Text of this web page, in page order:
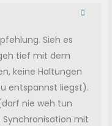
Sieh es
tief mit dem
keine Haltungen
entspannst liegst).
nie weh tun
mit